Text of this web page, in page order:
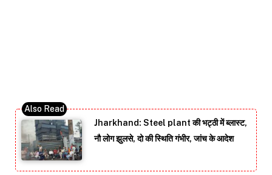
Jharkhand: Steel plant की भट्ठी में ब्लास्ट,
नौ लोग झुलसे, दो की स्थिति गंभीर, जांच के आदेश